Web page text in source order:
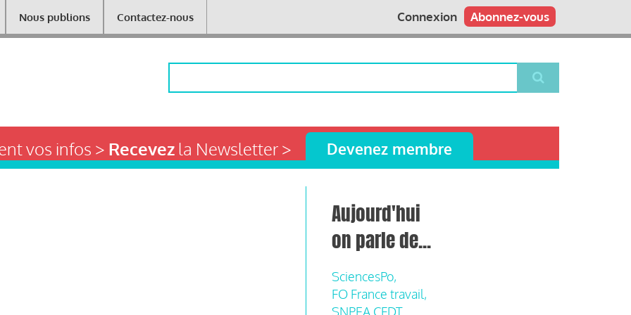
Nous publions Contactez-nous Abonnez-vous
Connexion
vos infos > Recevezla Newsletter > Devenez membre
Aujourd'hui
on parle de...
SciencesPo,
FO France travail,
SNPEA CFDT